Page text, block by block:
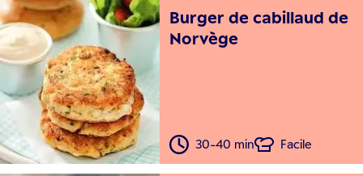
Burger de cabillaud de
Norvège
30-40 min Facile